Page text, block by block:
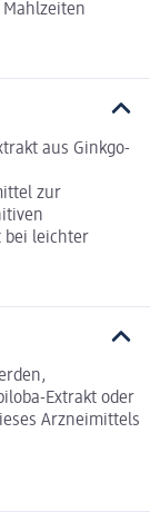
aus Ginkgo-
zur
bei leichter
Extrakt oder
Arzneimittels